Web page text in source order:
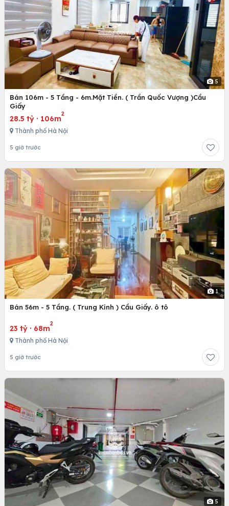
5
Bán 106m - 5 Tầng - 6m.Mặt Tiền. ( Trần Quốc Vượng )Cầu
Giấy
28.5 tỷ · 106m
2
Thành phố Hà Nội
5 giờ trước
1
Bán 56m - 5 Tầng. ( Trung Kính ) Cầu Giấy. ô tô
23 tỷ · 68m
2
Thành phố Hà Nội
5 giờ trước
5